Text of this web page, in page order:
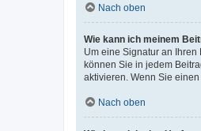
Nach oben
Wie kann ich meinem
Um eine Signatur an
können Sie in jedem
aktivieren. Wenn Sie
Nach oben